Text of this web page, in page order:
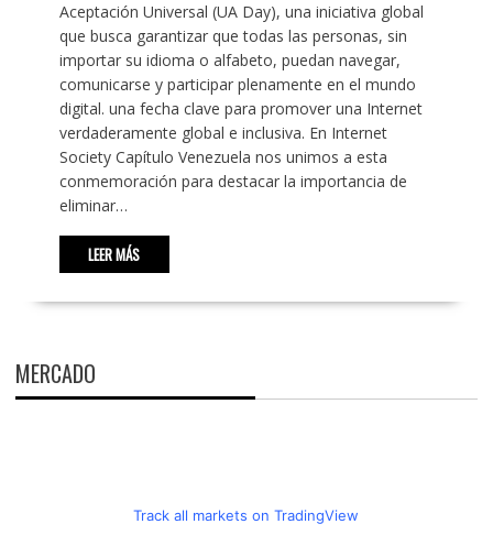
Aceptación Universal (UA Day), una iniciativa global
que busca garantizar que todas las personas, sin
importar su idioma o alfabeto, puedan navegar,
comunicarse y participar plenamente en el mundo
digital. una fecha clave para promover una Internet
verdaderamente global e inclusiva. En Internet
Society Capítulo Venezuela nos unimos a esta
conmemoración para destacar la importancia de
eliminar…
LEER MÁS
MERCADO
Track all markets on TradingView